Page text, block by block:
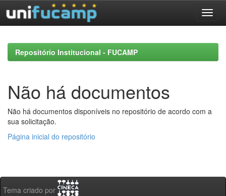
navigationRepositório Institucional - FUCAMP
Não há documentos
Não há documentos disponíveis no repositório de acordo com a
sua solicitação.
Página inicial do repositório
Tema criado por